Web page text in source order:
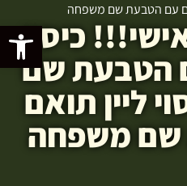
פתח
עם הטבעת שם משפחה
כיסוי
הטבעת שם
ליין תואם
משפחה